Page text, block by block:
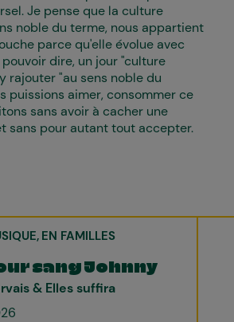
Je pense que la culture
noble du terme, nous appartient
parce qu'elle évolue avec
dire, un jour "culture
rajouter "au sens noble du
puissions aimer, consommer ce
sans avoir à cacher une
sans pour autant tout accepter.
EN FAMILLES
sang Johnny
& Elles suffira